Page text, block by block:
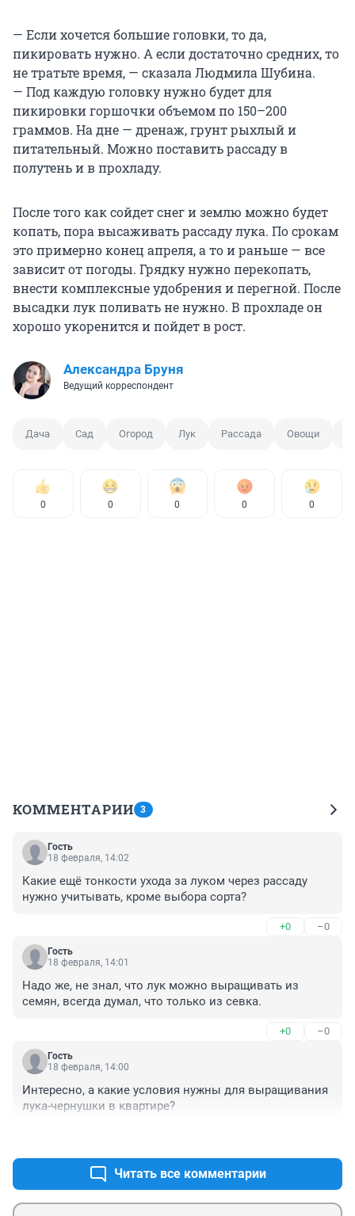
— Если хочется большие головки, то да,
пикировать нужно. А если достаточно средних, то
не тратьте время, — сказала Людмила Шубина.
— Под каждую головку нужно будет для
пикировки горшочки объемом по 150–200
граммов. На дне — дренаж, грунт рыхлый и
питательный. Можно поставить рассаду в
полутень и в прохладу.
После того как сойдет снег и землю можно будет
копать, пора высаживать рассаду лука. По срокам
это примерно конец апреля, а то и раньше — все
зависит от погоды. Грядку нужно перекопать,
внести комплексные удобрения и перегной. После
высадки лук поливать не нужно. В прохладе он
хорошо укоренится и пойдет в рост.
Александра Бруня
Ведущий корреспондент
Дача Сад Огород Лук Рассада Овощи
0 0 0 0 0
КОММЕНТАРИИ 3
Гость
18 февраля, 14:02
Какие ещё тонкости ухода за луком через рассаду
нужно учитывать, кроме выбора сорта?
+0 –0
Гость
18 февраля, 14:01
Надо же, не знал, что лук можно выращивать из
семян, всегда думал, что только из севка.
+0 –0
Гость
18 февраля, 14:00
Интересно, а какие условия нужны для выращивания
лука-чернушки в квартире?
Читать все комментарии